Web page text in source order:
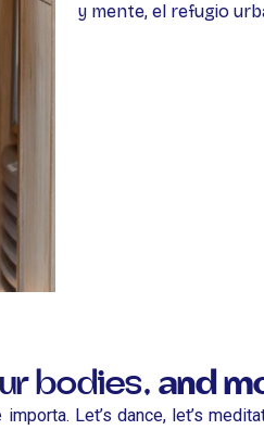
y mente, el refugio
bodies, and
Let’s dance, let’s